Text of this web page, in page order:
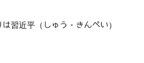
は習近平（しゅう・きんぺい）